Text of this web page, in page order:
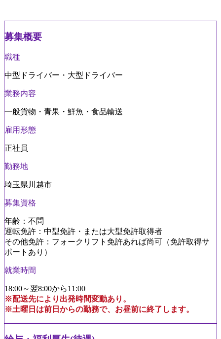
募集概要
職種
中型ドライバー・大型ドライバー
業務内容
一般貨物・青果・鮮魚・食品輸送
雇用形態
正社員
勤務地
埼玉県川越市
募集資格
年齢：不問
運転免許：中型免許・または大型免許取得者
その他免許：フォークリフト免許あれば尚可（免許取得サ
ポートあり）
就業時間
18:00～翌8:00から11:00
※配送先により出発時間変動あり。
※土曜日は前日からの勤務で、お昼前に終了します。